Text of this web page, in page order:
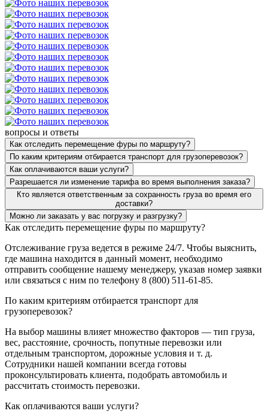
вопросы и ответы
Как отследить перемещение фуры по маршруту?
По каким критериям отбирается транспорт для грузоперевозок?
Как оплачиваются ваши услуги?
Разрешается ли изменение тарифа во время выполнения заказа?
Кто является ответственным за сохранность груза во время его
доставки?
Можно ли заказать у вас погрузку и разгрузку?
Как отследить перемещение фуры по маршруту?
Отслеживание груза ведется в режиме 24/7. Чтобы выяснить,
где машина находится в данный момент, необходимо
отправить сообщение нашему менеджеру, указав номер заявки
или связаться с ним по телефону 8 (800) 511-61-85.
По каким критериям отбирается транспорт для
грузоперевозок?
На выбор машины влияет множество факторов — тип груза,
вес, расстояние, срочность, попутные перевозки или
отдельным транспортом, дорожные условия и т. д.
Сотрудники нашей компании всегда готовы
проконсультировать клиента, подобрать автомобиль и
рассчитать стоимость перевозки.
Как оплачиваются ваши услуги?